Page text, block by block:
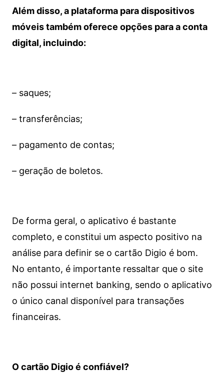
Além disso, a plataforma para dispositivos
móveis também oferece opções para a conta
digital, incluindo:
– saques;
– transferências;
– pagamento de contas;
– geração de boletos.
De forma geral, o aplicativo é bastante
completo, e constitui um aspecto positivo na
análise para definir se o cartão Digio é bom.
No entanto, é importante ressaltar que o site
não possui internet banking, sendo o aplicativo
o único canal disponível para transações
financeiras.
O cartão Digio é confiável?